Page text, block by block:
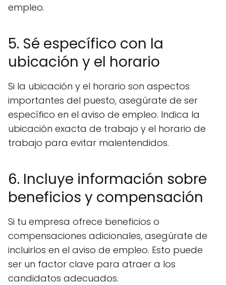
empleo.
5. Sé específico con la
ubicación y el horario
Si la ubicación y el horario son aspectos
importantes del puesto, asegúrate de ser
específico en el aviso de empleo. Indica la
ubicación exacta de trabajo y el horario de
trabajo para evitar malentendidos.
6. Incluye información sobre
beneficios y compensación
Si tu empresa ofrece beneficios o
compensaciones adicionales, asegúrate de
incluirlos en el aviso de empleo. Esto puede
ser un factor clave para atraer a los
candidatos adecuados.